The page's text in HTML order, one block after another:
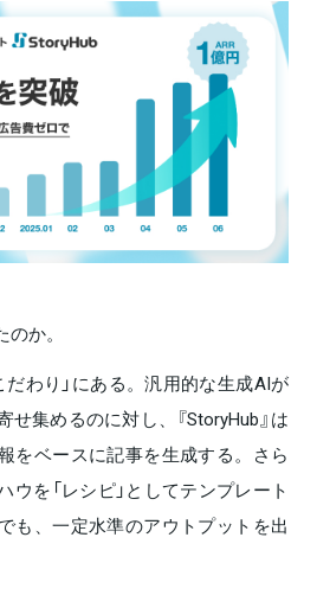
か。
わり」にある。汎用的な生成AIが
集めるのに対し、『StoryHub』は
をベースに記事を生成する。さら
を「レシピ」としてテンプレート
も、一定水準のアウトプットを出